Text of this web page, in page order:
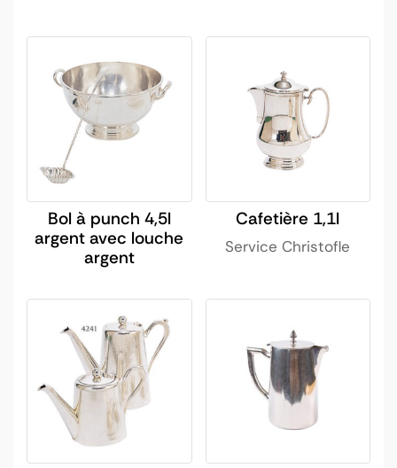
Bol à punch 4,5l
argent avec louche
argent
Cafetière 1,1l
Service Christofle